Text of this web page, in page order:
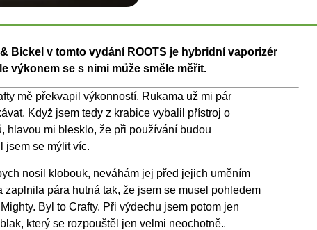
Bickel v tomto vydání ROOTS je hybridní vaporizér
výkonem se s nimi může směle měřit.
mě překvapil výkonností. Rukama už mi pár
Když jsem tedy z krabice vybalil přístroj o
hlavou mi blesklo, že při používání budou
jsem se mýlit víc.
nosil klobouk, neváhám jej před jejich uměním
pára hutná tak, že jsem se musel pohledem
Byl to Crafty. Při výdechu jsem potom jen
který se rozpouštěl jen velmi neochotně.